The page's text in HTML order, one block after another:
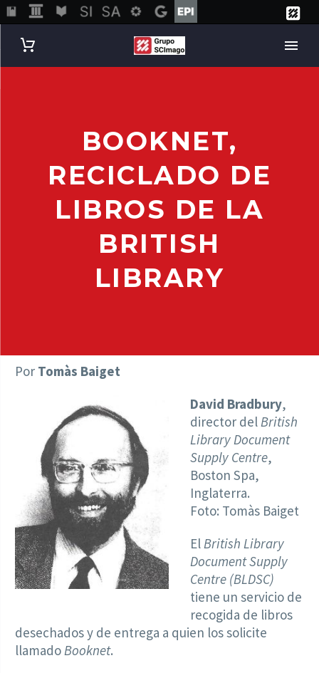
BOOKNET,
RECICLADO DE
LIBROS DE LA
BRITISH
LIBRARY
Por Tomàs Baiget
David Bradbury,
director delBritish
Library Document
Supply Centre,
Boston Spa,
Inglaterra.
Foto: Tomàs Baiget
El British Library
Document Supply
Centre (BLDSC)
tiene un servicio de
recogida de libros
desechados y de entrega a quien los solicite
llamado Booknet.